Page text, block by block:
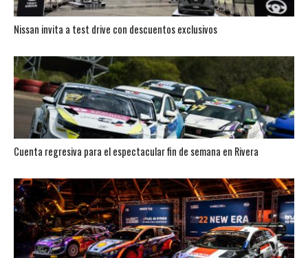
Nissan invita a test drive con descuentos exclusivos
Cuenta regresiva para el espectacular fin de semana en Rivera